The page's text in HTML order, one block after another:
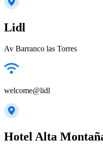
Lidl
Av Barranco las Torres
welcome@lidl
Hotel Alta